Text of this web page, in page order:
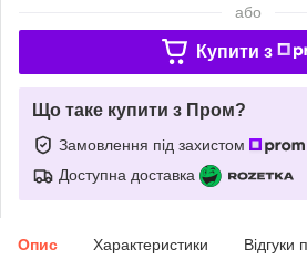
або
Купити з
Що таке купити з Пром?
Замовлення під захистом
Доступна доставка
Опис Характеристики Відгуки